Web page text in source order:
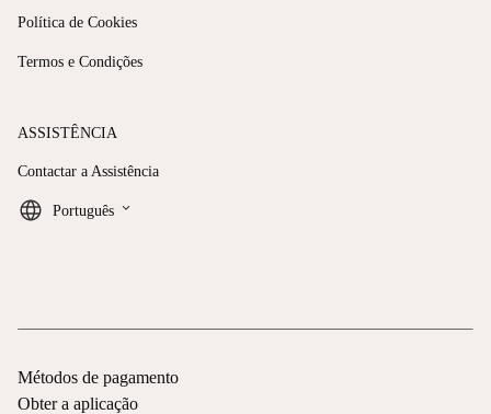
Política de Cookies
Termos e Condições
ASSISTÊNCIA
Contactar a Assistência
Português keyboard_arrow_down
Métodos de pagamento
Obter a aplicação